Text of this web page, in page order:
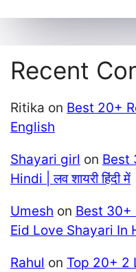
Recent
Ritika on Best 20+
English
Shayari girl on Best
Hindi | लव शायरी हिंदी में
Umesh on Best 30+
Eid Love Shayari In
Rahul on Top 20+ 2